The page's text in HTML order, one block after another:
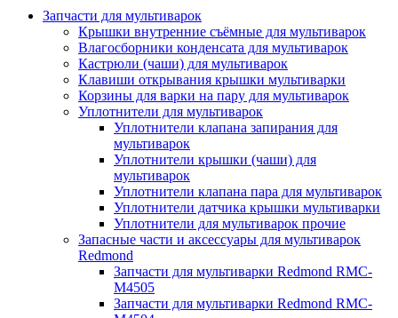
Запчасти для мультиварок
Крышки внутренние съёмные для мультиварок
Влагосборники конденсата для мультиварок
Кастрюли (чаши) для мультиварок
Клавиши открывания крышки мультиварки
Корзины для варки на пару для мультиварок
Уплотнители для мультиварок
Уплотнители клапана запирания для
мультиварок
Уплотнители крышки (чаши) для
мультиварок
Уплотнители клапана пара для мультиварок
Уплотнители датчика крышки мультиварки
Уплотнители для мультиварок прочие
Запасные части и аксессуары для мультиварок
Redmond
Запчасти для мультиварки Redmond RMC-
M4505
Запчасти для мультиварки Redmond RMC-